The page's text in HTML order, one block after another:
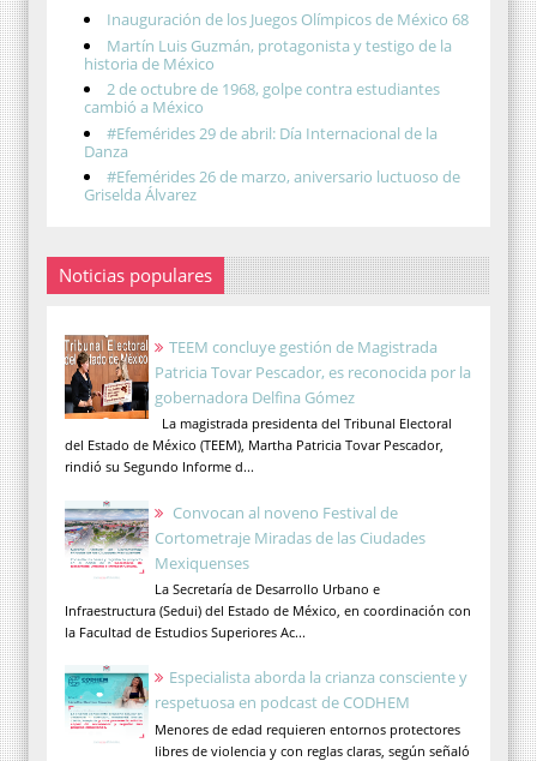
Inauguración de los Juegos Olímpicos de México 68
Martín Luis Guzmán, protagonista y testigo de la
historia de México
2 de octubre de 1968, golpe contra estudiantes
cambió a México
#Efemérides 29 de abril: Día Internacional de la
Danza
#Efemérides 26 de marzo, aniversario luctuoso de
Griselda Álvarez
Noticias populares
TEEM concluye gestión de Magistrada
Patricia Tovar Pescador, es reconocida por la
gobernadora Delfina Gómez
La magistrada presidenta del Tribunal Electoral
del Estado de México (TEEM), Martha Patricia Tovar Pescador,
rindió su Segundo Informe d...
Convocan al noveno Festival de
Cortometraje Miradas de las Ciudades
Mexiquenses
La Secretaría de Desarrollo Urbano e
Infraestructura (Sedui) del Estado de México, en coordinación con
la Facultad de Estudios Superiores Ac...
Especialista aborda la crianza consciente y
respetuosa en podcast de CODHEM
Menores de edad requieren entornos protectores
libres de violencia y con reglas claras, según señaló